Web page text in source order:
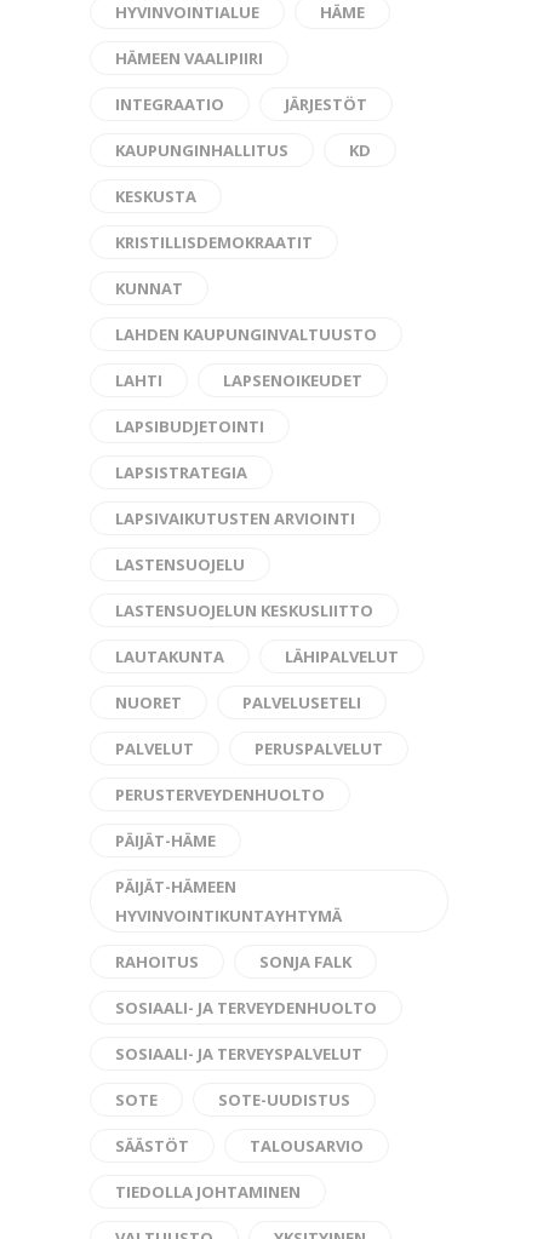
HYVINVOINTIALUE HÄME
HÄMEEN VAALIPIIRI
INTEGRAATIO JÄRJESTÖT
KAUPUNGINHALLITUS KD
KESKUSTA
KRISTILLISDEMOKRAATIT
KUNNAT
LAHDEN KAUPUNGINVALTUUSTO
LAHTI LAPSENOIKEUDET
LAPSIBUDJETOINTI
LAPSISTRATEGIA
LAPSIVAIKUTUSTEN ARVIOINTI
LASTENSUOJELU
LASTENSUOJELUN KESKUSLIITTO
LAUTAKUNTA LÄHIPALVELUT
NUORET PALVELUSETELI
PALVELUT PERUSPALVELUT
PERUSTERVEYDENHUOLTO
PÄIJÄT-HÄME
PÄIJÄT-HÄMEEN
HYVINVOINTIKUNTAYHTYMÄ
RAHOITUS SONJA FALK
SOSIAALI- JA TERVEYDENHUOLTO
SOSIAALI- JA TERVEYSPALVELUT
SOTE SOTE-UUDISTUS
SÄÄSTÖT TALOUSARVIO
TIEDOLLA JOHTAMINEN